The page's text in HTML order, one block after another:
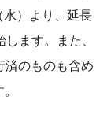
）より、延長
ます。また、
済のものも含め